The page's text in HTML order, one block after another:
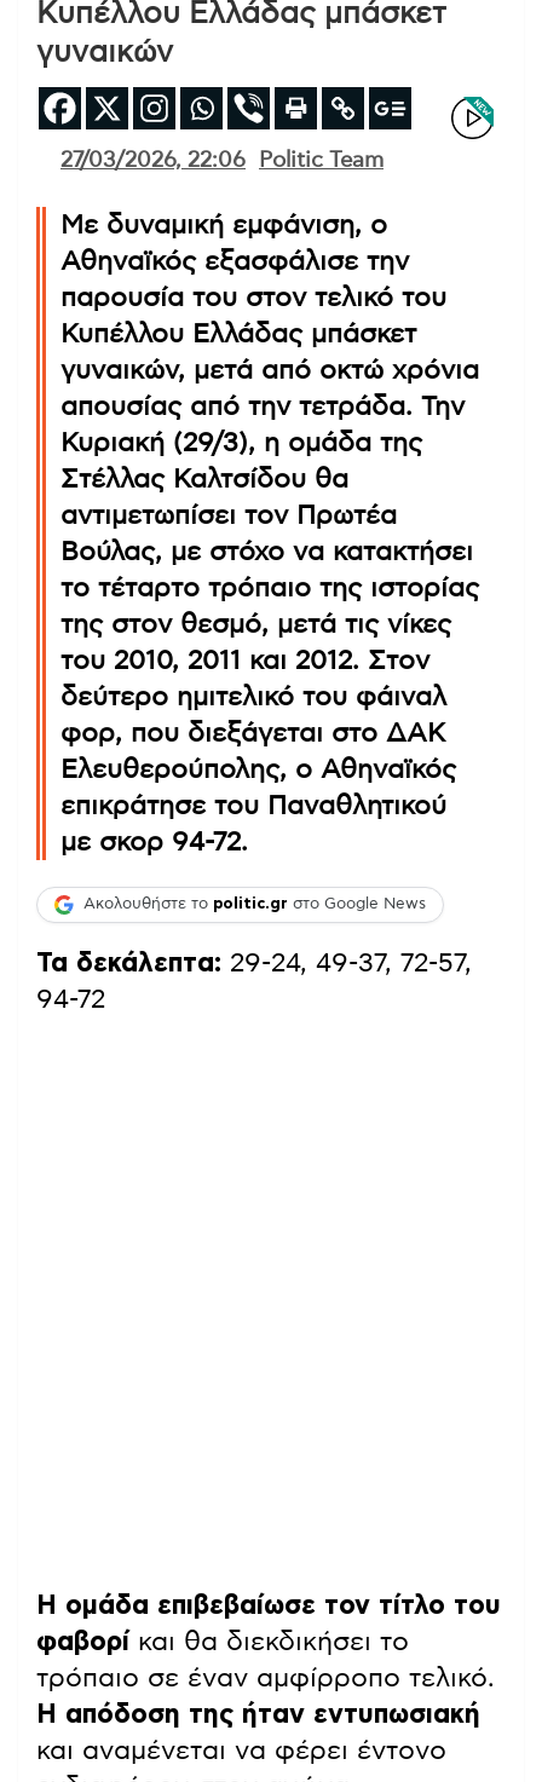
Κυπέλλου Ελλάδας μπάσκετ
γυναικών
27/03/2026, 22:06 Politic Team
Με δυναμική εμφάνιση, ο
Αθηναϊκός εξασφάλισε την
παρουσία του στον τελικό του
Κυπέλλου Ελλάδας μπάσκετ
γυναικών, μετά από οκτώ χρόνια
απουσίας από την τετράδα. Την
Κυριακή (29/3), η ομάδα της
Στέλλας Καλτσίδου θα
αντιμετωπίσει τον Πρωτέα
Βούλας, με στόχο να κατακτήσει
το τέταρτο τρόπαιο της ιστορίας
της στον θεσμό, μετά τις νίκες
του 2010, 2011 και 2012. Στον
δεύτερο ημιτελικό του φάιναλ
φορ, που διεξάγεται στο ΔΑΚ
Ελευθερούπολης, ο Αθηναϊκός
επικράτησε του Παναθλητικού
με σκορ 94-72.
Ακολουθήστε το politic.gr στο Google News
Τα δεκάλεπτα: 29-24, 49-37, 72-57,
94-72
Η ομάδα επιβεβαίωσε τον τίτλο του
φαβορί και θα διεκδικήσει το
τρόπαιο σε έναν αμφίρροπο τελικό.
Η απόδοση της ήταν εντυπωσιακή
και αναμένεται να φέρει έντονο